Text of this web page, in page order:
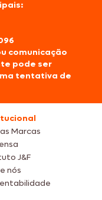
comunicação
pode ser
tentativa de
Marcas
J&F
nós